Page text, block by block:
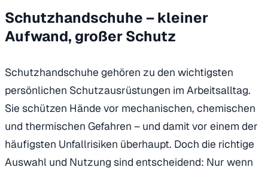
Schutzhandschuhe – kleiner
Aufwand, großer Schutz
Schutzhandschuhe gehören zu den wichtigsten
persönlichen Schutzausrüstungen im Arbeitsalltag.
Sie schützen Hände vor mechanischen, chemischen
und thermischen Gefahren – und damit vor einem der
häufigsten Unfallrisiken überhaupt. Doch die richtige
Auswahl und Nutzung sind entscheidend: Nur wenn